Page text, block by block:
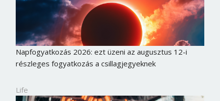
Napfogyatkozás 2026: ezt üzeni az augusztus 12-i
részleges fogyatkozás a csillagjegyeknek
Life